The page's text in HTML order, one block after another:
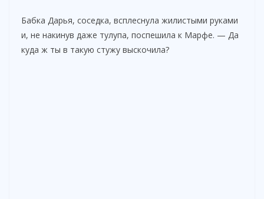
Бабка Дарья, соседка, всплеснула жилистыми руками
и, не накинув даже тулупа, поспешила к Марфе. — Да
куда ж ты в такую стужу выскочила?